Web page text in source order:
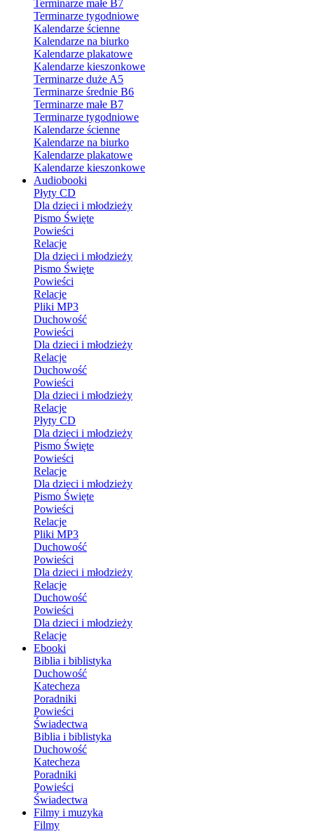
Terminarze małe B7
Terminarze tygodniowe
Kalendarze ścienne
Kalendarze na biurko
Kalendarze plakatowe
Kalendarze kieszonkowe
Terminarze duże A5
Terminarze średnie B6
Terminarze małe B7
Terminarze tygodniowe
Kalendarze ścienne
Kalendarze na biurko
Kalendarze plakatowe
Kalendarze kieszonkowe
Audiobooki
Płyty CD
Dla dzieci i młodzieży
Pismo Święte
Powieści
Relacje
Dla dzieci i młodzieży
Pismo Święte
Powieści
Relacje
Pliki MP3
Duchowość
Powieści
Dla dzieci i młodzieży
Relacje
Duchowość
Powieści
Dla dzieci i młodzieży
Relacje
Płyty CD
Dla dzieci i młodzieży
Pismo Święte
Powieści
Relacje
Dla dzieci i młodzieży
Pismo Święte
Powieści
Relacje
Pliki MP3
Duchowość
Powieści
Dla dzieci i młodzieży
Relacje
Duchowość
Powieści
Dla dzieci i młodzieży
Relacje
Ebooki
Biblia i biblistyka
Duchowość
Katecheza
Poradniki
Powieści
Świadectwa
Biblia i biblistyka
Duchowość
Katecheza
Poradniki
Powieści
Świadectwa
Filmy i muzyka
Filmy